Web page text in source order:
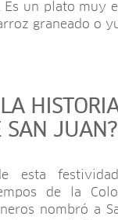
un plato muy
graneado o
SAN JUAN?
esta
de la
nombró a